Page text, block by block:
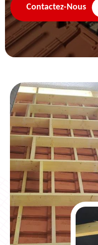
Contactez-Nous